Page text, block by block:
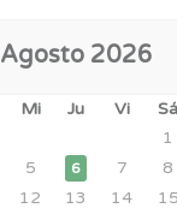
Agosto 2026
Mi Ju Vi Sá
1
5 6 7 8
12 13 14 15